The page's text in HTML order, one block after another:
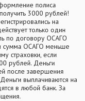
полиса
3000 рублей!
на
только один
по договору ОСАГО
сумма ОСАГО меньше
страховки, если
рублей. Деньги
после завершения
выплачиваются на
в любой банк. За